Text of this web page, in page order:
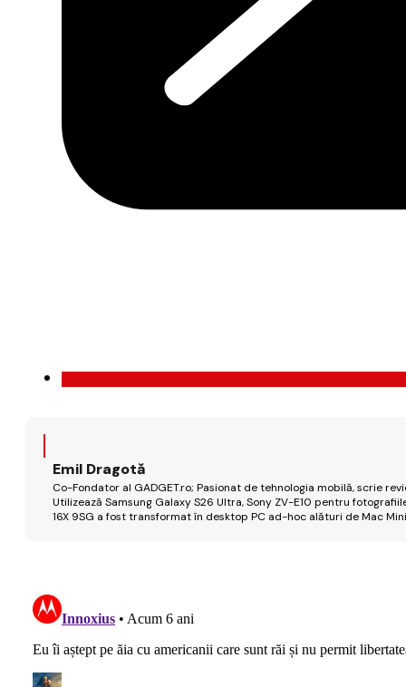
Emil Dragotă
Co-Fondator al GADGET.ro; Pasionat de tehnologia mobilă, scrie
Utilizează Samsung Galaxy S26 Ultra, Sony ZV-E10 pentru
16X 9SG a fost transformat în desktop PC ad-hoc alături de Mac